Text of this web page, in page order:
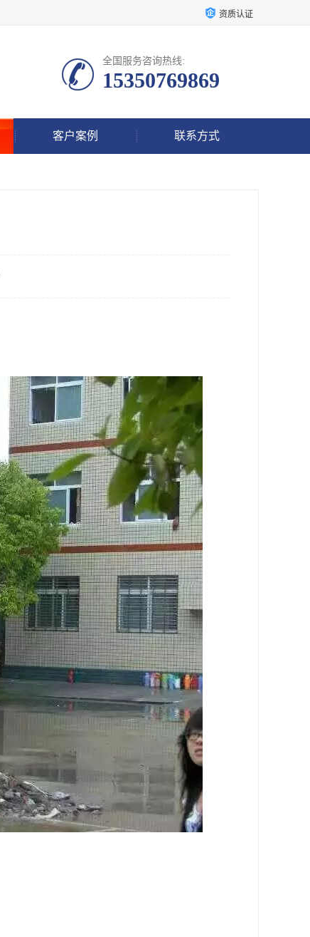
资质认证
全国服务咨询热线:
15350769869
客户案例 联系方式